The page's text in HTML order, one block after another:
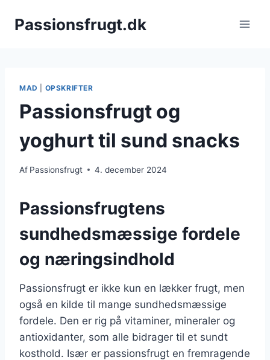
Passionsfrugt.dk
MAD OPSKRIFTER
Passionsfrugt og
yoghurt til sund snacks
Af Passionsfrugt 4. december 2024
Passionsfrugtens
sundhedsmæssige fordele
og næringsindhold
Passionsfrugt er ikke kun en lækker frugt, men
også en kilde til mange sundhedsmæssige
fordele. Den er rig på vitaminer, mineraler og
antioxidanter, som alle bidrager til et sundt
kosthold. Især er passionsfrugt en fremragende